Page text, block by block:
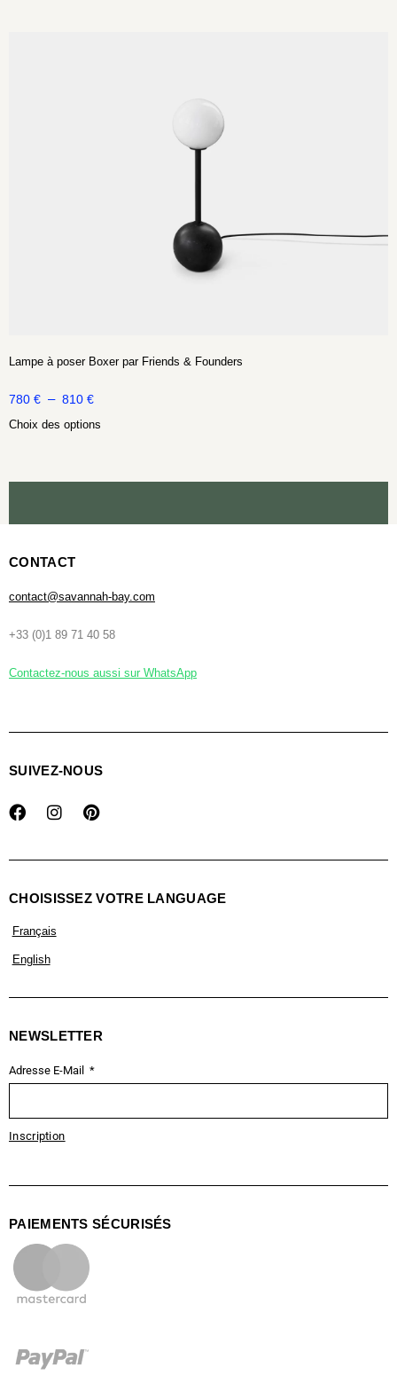
Lampe à poser Boxer par Friends & Founders
780 € – 810 €
Choix des options
CONTACT
contact@savannah-bay.com
+33 (0)1 89 71 40 58
Contactez-nous aussi sur WhatsApp
SUIVEZ-NOUS
CHOISISSEZ VOTRE LANGUAGE
Français
English
NEWSLETTER
Adresse E-Mail
Inscription
PAIEMENTS SÉCURISÉS